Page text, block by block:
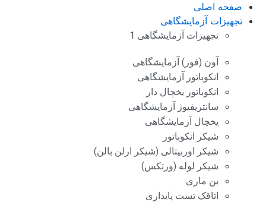
صفحه اصلی
تجهیزات آزمایشگاهی
تجهیزات آزمایشگاهی 1
آون (فور) آزمایشگاهی
انکوباتور آزمایشگاهی
انکوباتور یخچال دار
سانتریفیوژ آزمایشگاهی
یخچال آزمایشگاهی
شیکر انکوباتور
شیکر اوربیتالی (شیکر ارلن بالن)
شیکر لوله (ورتکس)
بن ماری
اتاقک تست پایداری